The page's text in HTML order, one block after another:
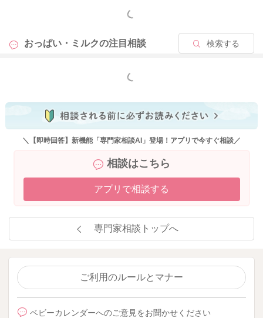
もっと見る
おっぱい・ミルクの注目相談 検索する
もっと見る
＼【即時回答】新機能「専門家相談AI」登場！アプリで今すぐ相談／
相談はこちら
アプリで相談する
専門家相談トップへ
ご利用のルールとマナー
ベビーカレンダーへのご意見をお聞かせください